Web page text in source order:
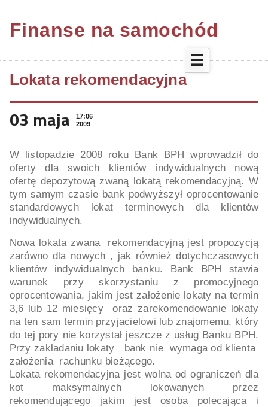
Finanse na samochód
☰
Lokata rekomendacyjna
03 maja
17:06
2009
W listopadzie 2008 roku Bank BPH wprowadził do
oferty dla swoich klientów indywidualnych nową
ofertę depozytową zwaną lokatą rekomendacyjną. W
tym samym czasie bank podwyższył oprocentowanie
standardowych lokat terminowych dla klientów
indywidualnych.
Nowa lokata zwana rekomendacyjną jest propozycją
zarówno dla nowych , jak również dotychczasowych
klientów indywidualnych banku. Bank BPH stawia
warunek przy skorzystaniu z promocyjnego
oprocentowania, jakim jest założenie lokaty na termin
3,6 lub 12 miesięcy oraz zarekomendowanie lokaty
na ten sam termin przyjacielowi lub znajomemu, który
do tej pory nie korzystał jeszcze z usług Banku BPH.
Przy zakładaniu lokaty bank nie wymaga od klienta
założenia rachunku bieżącego.
Lokata rekomendacyjna jest wolna od ograniczeń dla
kot maksymalnych lokowanych przez
rekomendującego jakim jest osoba polecająca i